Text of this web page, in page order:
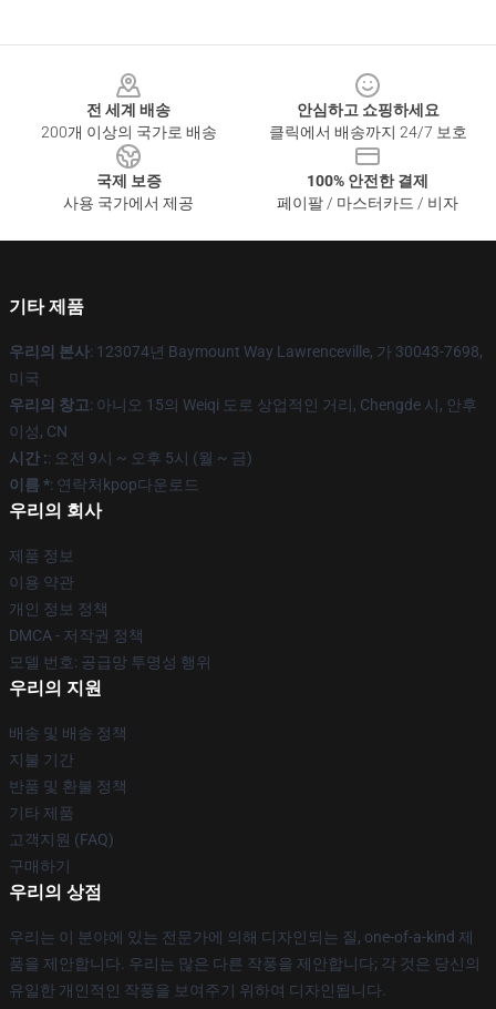
전 세계 배송
200개 이상의 국가로 배송
안심하고 쇼핑하세요
클릭에서 배송까지 24/7 보호
국제 보증
사용 국가에서 제공
100% 안전한 결제
페이팔 / 마스터카드 / 비자
기타 제품
우리의 본사: 123074년 Baymount Way Lawrenceville, 가 30043-7698,
미국
우리의 창고: 아니오 15의 Weiqi 도로 상업적인 거리, Chengde 시, 안후
이성, CN
시간 :: 오전 9시 ~ 오후 5시 (월 ~ 금)
이름 *: 연락처kpop다운로드
우리의 회사
제품 정보
이용 약관
개인 정보 정책
DMCA - 저작권 정책
모델 번호: 공급망 투명성 행위
우리의 지원
배송 및 배송 정책
지불 기간
반품 및 환불 정책
기타 제품
고객지원 (FAQ)
구매하기
우리의 상점
우리는 이 분야에 있는 전문가에 의해 디자인되는 질, one-of-a-kind 제
품을 제안합니다. 우리는 많은 다른 작풍을 제안합니다; 각 것은 당신의
유일한 개인적인 작풍을 보여주기 위하여 디자인됩니다.